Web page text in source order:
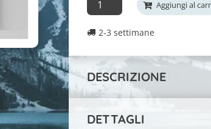
Capri
Mini
quantitÃ
Aggiungi al
2-3 settimane
DESCRIZIONE
DETTAGLI